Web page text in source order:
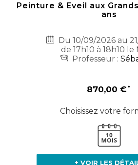
Peinture & Eveil aux
ans
Du 10/09/2026 au
de 17h10 à 18h10 le
Professeur :
870,00 €
Choisissez votre
+ VOIR LES